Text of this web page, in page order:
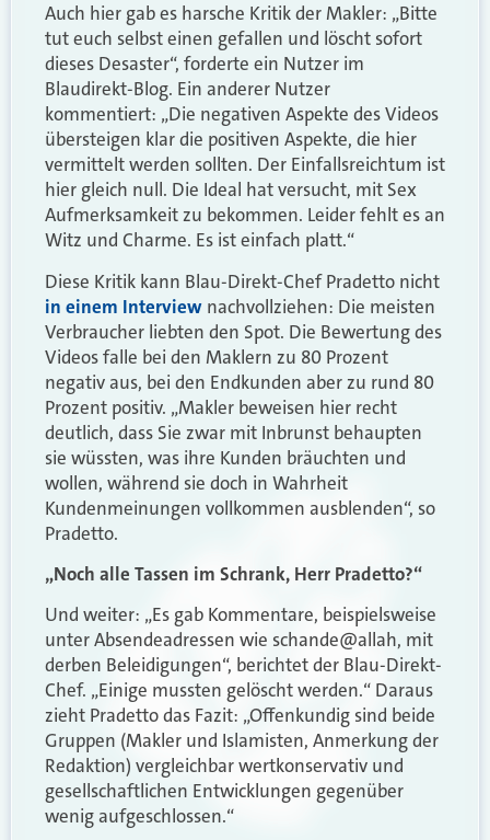
Auch hier gab es harsche Kritik der Makler: „Bitte
tut euch selbst einen gefallen und löscht sofort
dieses Desaster“, forderte ein Nutzer im
Blaudirekt-Blog. Ein anderer Nutzer
kommentiert: „Die negativen Aspekte des Videos
übersteigen klar die positiven Aspekte, die hier
vermittelt werden sollten. Der Einfallsreichtum ist
hier gleich null. Die Ideal hat versucht, mit Sex
Aufmerksamkeit zu bekommen. Leider fehlt es an
Witz und Charme. Es ist einfach platt.“
Diese Kritik kann Blau-Direkt-Chef Pradetto nicht
in einem Interview nachvollziehen: Die meisten
Verbraucher liebten den Spot. Die Bewertung des
Videos falle bei den Maklern zu 80 Prozent
negativ aus, bei den Endkunden aber zu rund 80
Prozent positiv. „Makler beweisen hier recht
deutlich, dass Sie zwar mit Inbrunst behaupten
sie wüssten, was ihre Kunden bräuchten und
wollen, während sie doch in Wahrheit
Kundenmeinungen vollkommen ausblenden“, so
Pradetto.
„Noch alle Tassen im Schrank, Herr Pradetto?“
Und weiter: „Es gab Kommentare, beispielsweise
unter Absendeadressen wie schande@allah, mit
derben Beleidigungen“, berichtet der Blau-Direkt-
Chef. „Einige mussten gelöscht werden.“ Daraus
zieht Pradetto das Fazit: „Offenkundig sind beide
Gruppen (Makler und Islamisten, Anmerkung der
Redaktion) vergleichbar wertkonservativ und
gesellschaftlichen Entwicklungen gegenüber
wenig aufgeschlossen.“